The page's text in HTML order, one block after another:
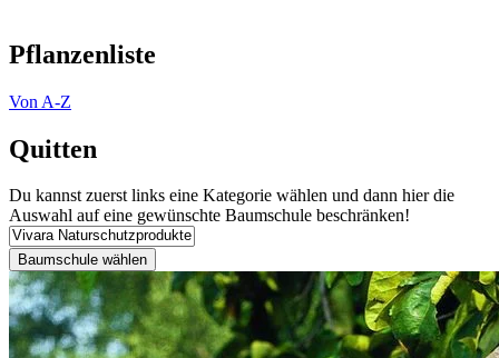
Pflanzenliste
Von A-Z
Quitten
Du kannst zuerst links eine Kategorie wählen und dann hier die
Auswahl auf eine gewünschte Baumschule beschränken!